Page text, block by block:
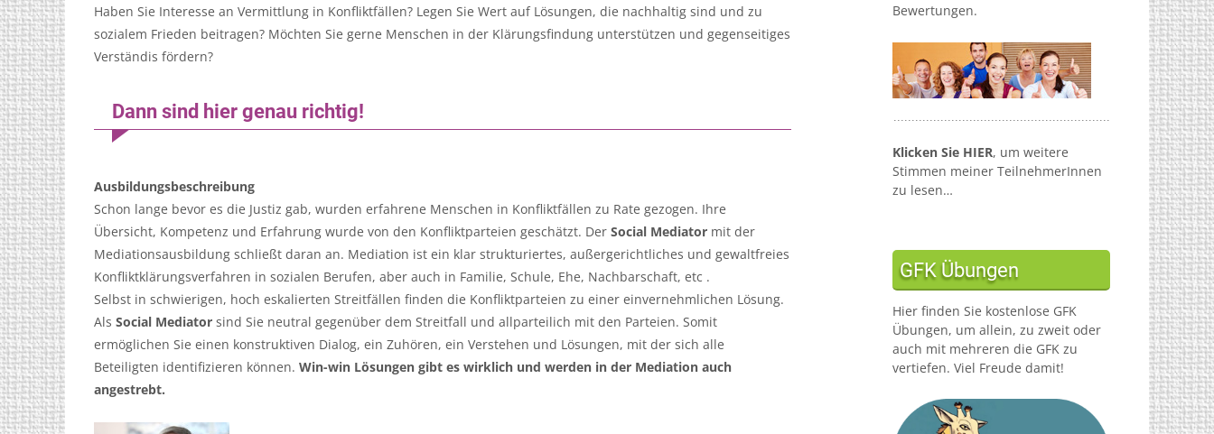
Haben Sie Interesse an Vermittlung in Konfliktfällen? Legen Sie Wert auf Lösungen, die nachhaltig sind und zu
sozialem Frieden beitragen? Möchten Sie gerne Menschen in der Klärungsfindung unterstützen und gegenseitiges
Verständis fördern?
Dann sind hier genau richtig!
Ausbildungsbeschreibung
Schon lange bevor es die Justiz gab, wurden erfahrene Menschen in Konfliktfällen zu Rate gezogen. Ihre
Übersicht, Kompetenz und Erfahrung wurde von den Konfliktparteien geschätzt. Der Social Mediator mit der
Mediationsausbildung schließt daran an. Mediation ist ein klar strukturiertes, außergerichtliches und gewaltfreies
Konfliktklärungsverfahren in sozialen Berufen, aber auch in Familie, Schule, Ehe, Nachbarschaft, etc .
Selbst in schwierigen, hoch eskalierten Streitfällen finden die Konfliktparteien zu einer einvernehmlichen Lösung.
Als Social Mediator sind Sie neutral gegenüber dem Streitfall und allparteilich mit den Parteien. Somit
ermöglichen Sie einen konstruktiven Dialog, ein Zuhören, ein Verstehen und Lösungen, mit der sich alle
Beteiligten identifizieren können. Win-win Lösungen gibt es wirklich und werden in der Mediation auch
angestrebt.
Bewertungen.
Klicken Sie HIER, um weitere
Stimmen meiner TeilnehmerInnen
zu lesen…
GFK Übungen
Hier finden Sie kostenlose GFK
Übungen, um allein, zu zweit oder
auch mit mehreren die GFK zu
vertiefen. Viel Freude damit!